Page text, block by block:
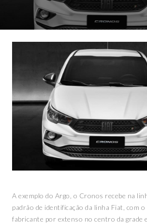
A exemplo do Argo, o Cronos recebe na
padrão de identificação da linha Fiat, com o
fabricante por extenso no centro da grade